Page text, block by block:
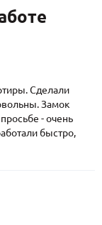
Сделали
Замок
- очень
быстро,